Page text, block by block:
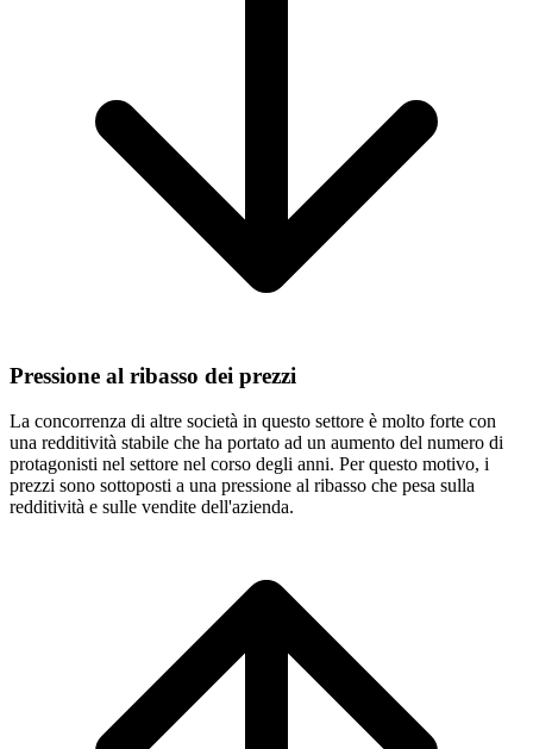
Pressione al ribasso dei prezzi
La concorrenza di altre società in questo settore è molto forte con
una redditività stabile che ha portato ad un aumento del numero di
protagonisti nel settore nel corso degli anni. Per questo motivo, i
prezzi sono sottoposti a una pressione al ribasso che pesa sulla
redditività e sulle vendite dell'azienda.